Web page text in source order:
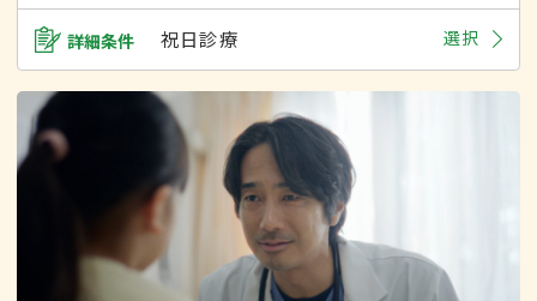
詳細条件 祝日診療 選択